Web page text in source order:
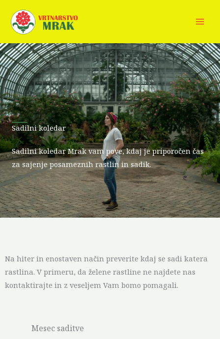
content
Sadilni koledar
Sadilni koledar Mrak vam pove, kdaj je priporočen čas
za sajenje posameznih rastlin in sadik.
Na hiter in enostaven način preverite kdaj se sadi katera
rastlina. V primeru, da želene rastline ne najdete nas
kontaktirajte in z veseljem Vam bomo pomagali.
Mesec saditve